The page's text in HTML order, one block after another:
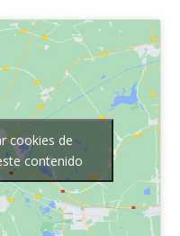
cookies de
contenido